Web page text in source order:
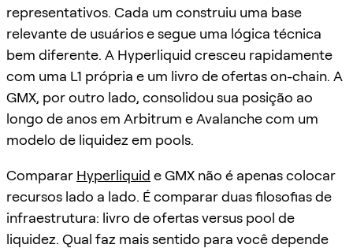
representativos. Cada um construiu uma base
relevante de usuários e segue uma lógica técnica
bem diferente. A Hyperliquid cresceu rapidamente
com uma L1 própria e um livro de ofertas on-chain. A
GMX, por outro lado, consolidou sua posição ao
longo de anos em Arbitrum e Avalanche com um
modelo de liquidez em pools.
Comparar Hyperliquid e GMX não é apenas colocar
recursos lado a lado. É comparar duas filosofias de
infraestrutura: livro de ofertas versus pool de
liquidez. Qual faz mais sentido para você depende